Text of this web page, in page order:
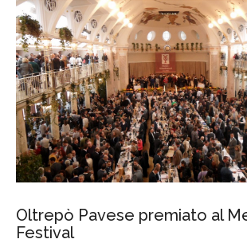
Oltrepò Pavese premiato al
Festival